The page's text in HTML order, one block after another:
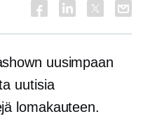
uusimpaan
uutisia
lomakauteen.